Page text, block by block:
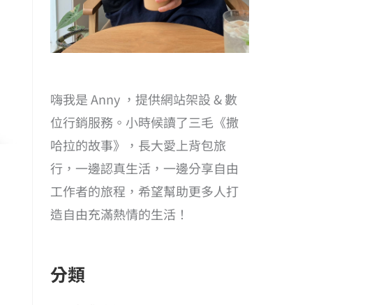
嗨我是 Anny ，提供網站架設 & 數
位行銷服務。小時候讀了三毛《撒
哈拉的故事》，長大愛上背包旅
行，一邊認真生活，一邊分享自由
工作者的旅程，希望幫助更多人打
造自由充滿熱情的生活！
分類